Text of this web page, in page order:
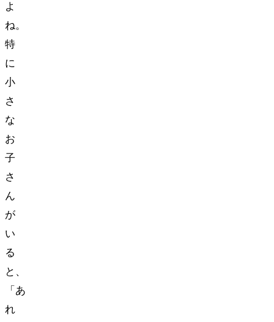
よ
ね。
特
に
小
さ
な
お
子
さ
ん
が
い
る
と、
「あ
れ